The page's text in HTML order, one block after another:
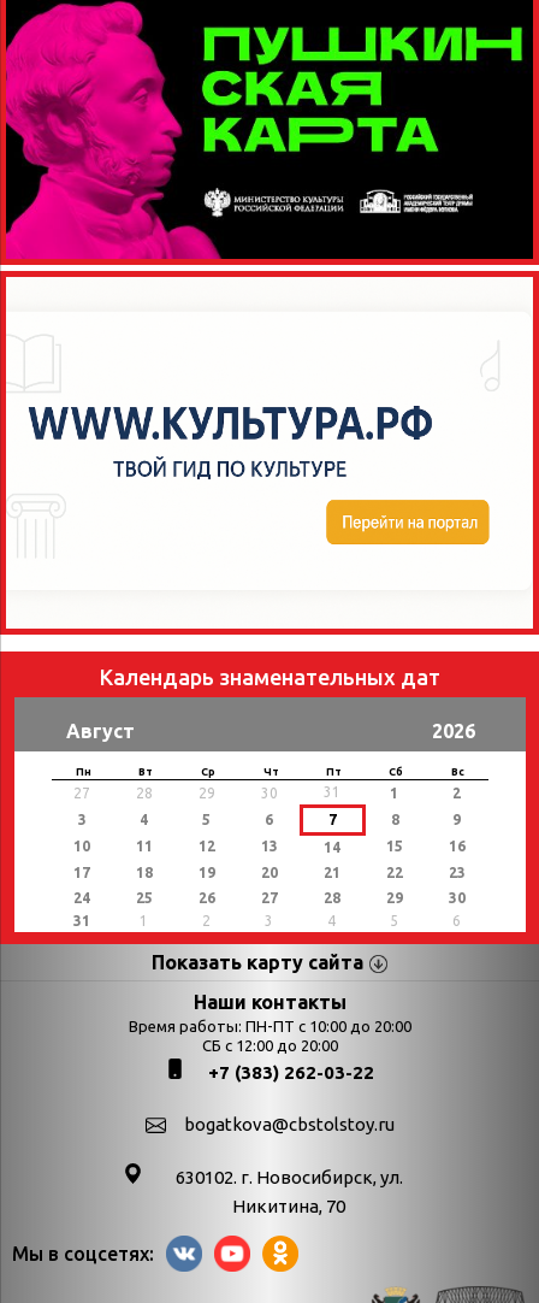
Календарь знаменательных дат
Август 2026
Пн Вт Ср Чт Пт Сб Вс
27 28 29 30 31 1
2
3
4 5 6 7 8
9
10
11 12 13 14 15
16
17
18 19 20 21 22
23
24
25 26 27 28 29
30
31
1 2 3 4 5 6
Показать карту сайта
Страницы Категории
Календарь
Богатков
Выставки
День в истории
День в истории.
День в истории.
Наши контакты
Время работы: ПН-ПТ с 10:00 до 20:00
СБ с 12:00 до 20:00
+7 (383) 262-03-22
bogatkova@cbstolstoy.ru
630102. г. Новосибирск, ул.
Никитина, 70
Мы в соцсетях: